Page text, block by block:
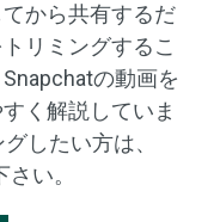
から共有するだ
リミングするこ
の動画を
く解説していま
したい方は、
い。